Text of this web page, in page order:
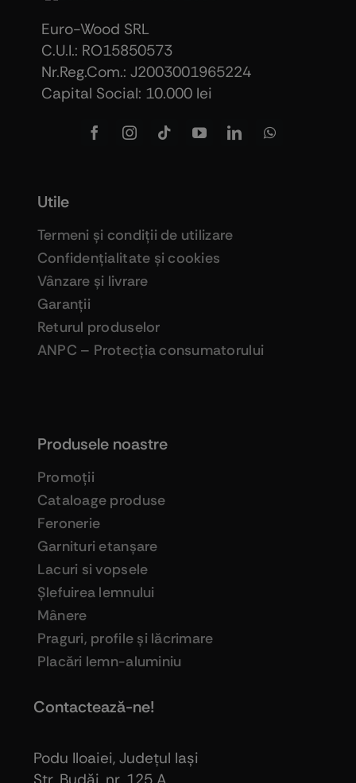
Euro-Wood SRL
C.U.I.: RO15850573
Nr.Reg.Com.: J2003001965224
Capital Social: 10.000 lei
Produsele noastre
Promoţii
Cataloage produse
Feronerie
Garnituri etanşare
Lacuri si vopsele
Şlefuirea lemnului
Mânere
Praguri, profile şi lăcrimare
Placări lemn-aluminiu
Utile
Termeni şi condiţii de utilizare
Confidenţialitate şi cookies
Vânzare şi livrare
Garanţii
Returul produselor
ANPC – Protecţia consumatorului
Contactează-ne!
Podu Iloaiei, Judeţul Iaşi